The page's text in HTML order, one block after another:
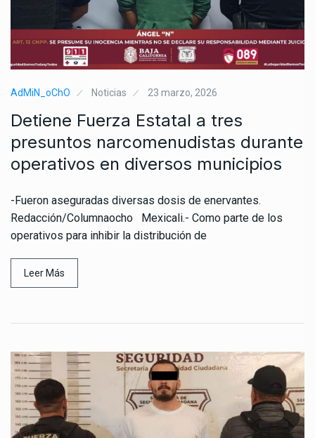
AdMiN_oChO Noticias 23 marzo, 2026
Detiene Fuerza Estatal a tres
presuntos narcomenudistas durante
operativos en diversos municipios
-Fueron aseguradas diversas dosis de enervantes.
Redacción/Columnaocho Mexicali.- Como parte de los
operativos para inhibir la distribución de
Leer Más